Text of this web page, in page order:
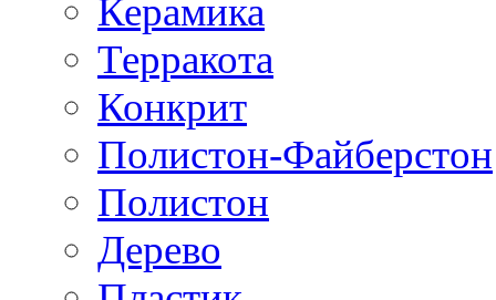
Керамика
Терракота
Конкрит
Полистон-Файберстон
Полистон
Дерево